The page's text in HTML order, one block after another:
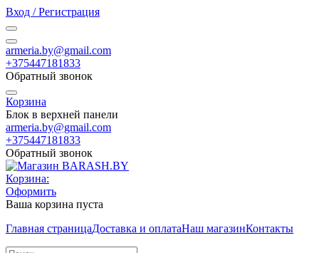
Вход / Регистрация
armeria.by@gmail.com
+375447181833
Обратный звонок
Корзина
Блок в верхней панели
armeria.by@gmail.com
+375447181833
Обратный звонок
Корзина:
Оформить
Ваша корзина пуста
Главная страницаДоставка и оплатаНаш магазинКонтакты